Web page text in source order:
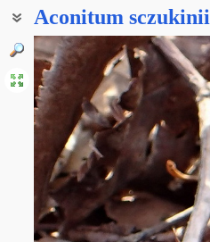
Aconitum sczukinii
Аконит дуговидный
Аконит извилистый
Аконит Щукина
Борец дуговидный